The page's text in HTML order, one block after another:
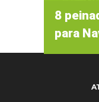
8
para